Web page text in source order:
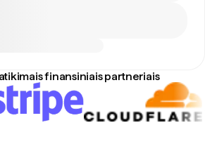
finansiniais partneriais